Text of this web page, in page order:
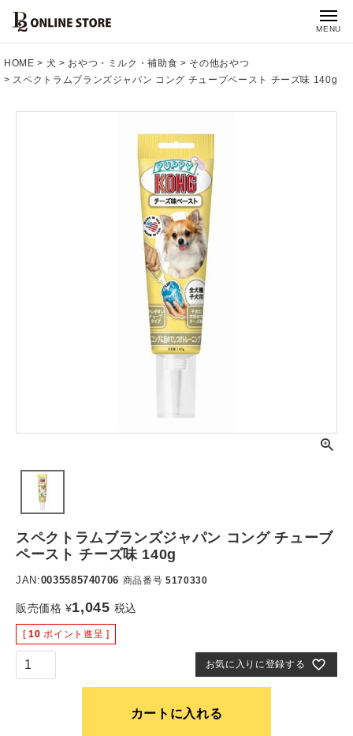
MENU
HOME 犬 おやつ・ミルク・補助食
その他おやつ
スペクトラムブランズジャパン コング チューブペースト チーズ味 140g
スペクトラムブランズジャパン コング チューブ
ペースト チーズ味 140g
JAN:0035585740706 商品番号 5170330
販売価格 ¥1,045 税込
[ 10 ポイント進呈 ]
お気に入りに登録する
カートに入れる